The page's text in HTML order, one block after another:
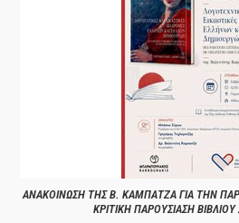
ΑΝΑΚΟΙΝΩΣΗ ΤΗΣ Β. ΚΑΜΠΑΤΖΑ ΓΙΑ ΤΗΝ
ΚΡΙΤΙΚΗ ΠΑΡΟΥΣΙΑΣΗ